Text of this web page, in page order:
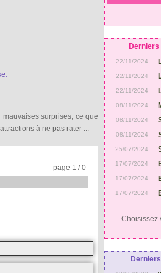
mauvaises surprises, ce que
à ne pas rater ...
page 1 / 0
Derniers
22/11/2024
22/11/2024
22/11/2024
08/11/2024
08/11/2024
08/11/2024
25/07/2024
17/07/2024
17/07/2024
17/07/2024
Choisissez